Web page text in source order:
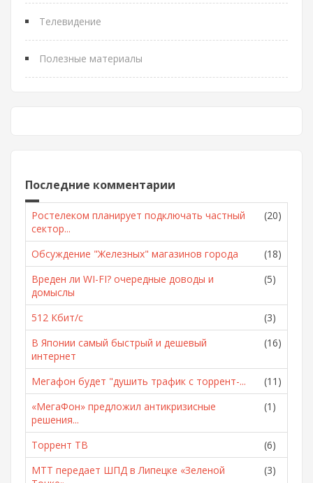
Телевидение
Полезные материалы
Последние комментарии
Ростелеком планирует подключать частный
сектор...
(20)
Обсуждение "Железных" магазинов города
(18)
Вреден ли WI-FI? очередные доводы и
домыслы
(5)
512 Кбит/с
(3)
В Японии самый быстрый и дешевый
интернет
(16)
Мегафон будет "душить трафик с торрент-...
(11)
«МегаФон» предложил антикризисные
решения...
(1)
Торрент ТВ
(6)
МТТ передает ШПД в Липецке «Зеленой
(3)